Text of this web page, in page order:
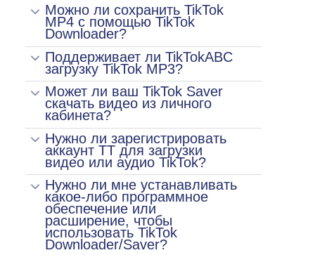
Можно ли сохранить TikTok
MP4 с помощью TikTok
Downloader?
Поддерживает ли TikTokABC
загрузку TikTok MP3?
Может ли ваш TikTok Saver
скачать видео из личного
кабинета?
Нужно ли зарегистрировать
аккаунт TT для загрузки
видео или аудио TikTok?
Нужно ли мне устанавливать
какое-либо программное
обеспечение или
расширение, чтобы
использовать TikTok
Downloader/Saver?